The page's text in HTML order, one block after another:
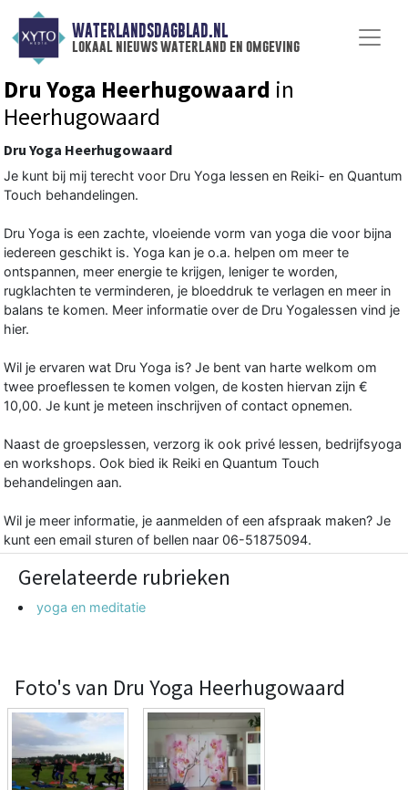
WATERLANDSDAGBLAD.NL
lokaal nieuws waterland en omgeving
Dru Yoga Heerhugowaard in
Heerhugowaard
Dru Yoga Heerhugowaard
Je kunt bij mij terecht voor Dru Yoga lessen en Reiki- en Quantum
Touch behandelingen.
Dru Yoga is een zachte, vloeiende vorm van yoga die voor bijna
iedereen geschikt is. Yoga kan je o.a. helpen om meer te
ontspannen, meer energie te krijgen, leniger te worden,
rugklachten te verminderen, je bloeddruk te verlagen en meer in
balans te komen. Meer informatie over de Dru Yogalessen vind je
hier.
Wil je ervaren wat Dru Yoga is? Je bent van harte welkom om
twee proeflessen te komen volgen, de kosten hiervan zijn €
10,00. Je kunt je meteen inschrijven of contact opnemen.
Naast de groepslessen, verzorg ik ook privé lessen, bedrijfsyoga
en workshops. Ook bied ik Reiki en Quantum Touch
behandelingen aan.
Wil je meer informatie, je aanmelden of een afspraak maken? Je
kunt een email sturen of bellen naar 06-51875094.
Gerelateerde rubrieken
yoga en meditatie
Foto's van Dru Yoga Heerhugowaard